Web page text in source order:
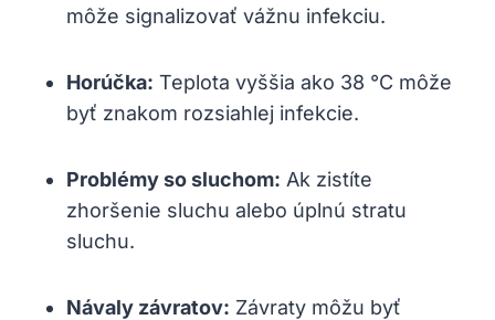
⁤môže signalizovať vážnu infekciu.
Horúčka: Teplota vyššia ako ⁢38 °C môže
⁢byť znakom rozsiahlej⁤ infekcie.
Problémy so sluchom: Ak​ zistíte
zhoršenie‍ sluchu alebo⁢ úplnú‍ stratu
⁢sluchu.
Návaly závratov: Závraty môžu byť​